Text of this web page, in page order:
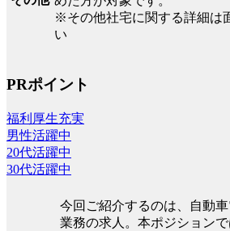
※その他社宅に関する詳細は
い
PRポイント
福利厚生充実
男性活躍中
20代活躍中
30代活躍中
今回ご紹介するのは、自動
業務の求人。本ポジション